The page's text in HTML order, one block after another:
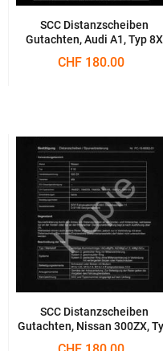
SCC Distanzscheiben
Gutachten, Audi A1, Typ 8X
CHF 180.00
SCC Distanzscheiben
Gutachten, Nissan 300ZX,